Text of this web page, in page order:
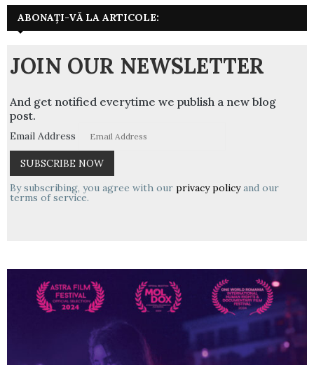
ABONAȚI-VĂ LA ARTICOLE:
JOIN OUR NEWSLETTER
And get notified everytime we publish a new blog
post.
Email Address
By subscribing, you agree with our privacy policyand our
terms of service.